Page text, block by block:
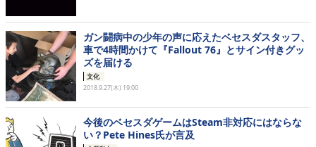
ガン闘病中の少年の声に応えたベセスダスタッフ、
車で4時間かけて『Fallout 76』とサイン付きグッ
ズを届ける
文化
2018.9.27(木) 19:00
今後のベセスダゲームはSteam非対応にはならな
い？Pete Hines氏が言及